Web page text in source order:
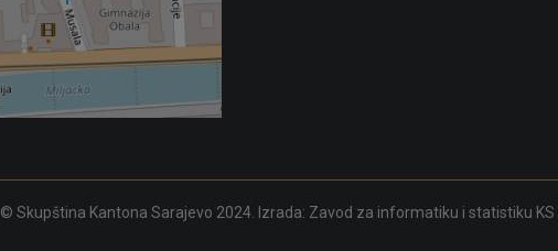
© Skupština Kantona Sarajevo 2024. Izrada: Zavod za informatiku i statistiku KS